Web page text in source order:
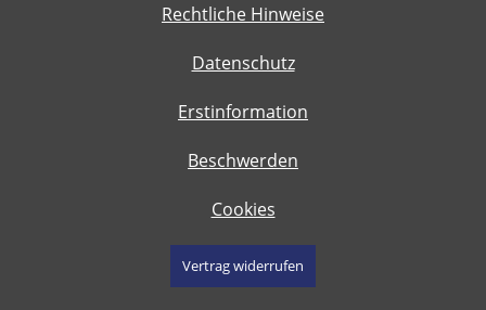
Rechtliche Hinweise
Datenschutz
Erstinformation
Beschwerden
Cookies
Vertrag widerrufen